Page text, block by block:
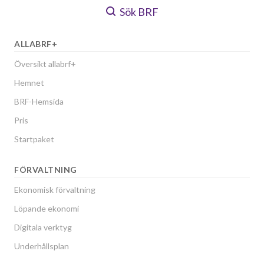
Sök BRF
ALLABRF+
Översikt allabrf+
Hemnet
BRF-Hemsida
Pris
Startpaket
FÖRVALTNING
Ekonomisk förvaltning
Löpande ekonomi
Digitala verktyg
Underhållsplan